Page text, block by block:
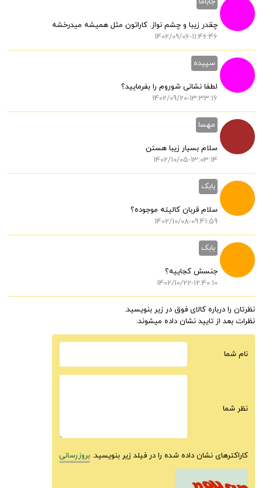
چقدر زیبا و چشم نواز. کاراتون مثل همیشه میدرخشه
1402/09/06-11:46:46
سپیده
لطفا نشانی شوروم را بفرمایید؟
1402/09/20-13:33:16
مهسا
سلام بسیار زیبا هستن
1402/10/05-13:03:14
بابک
سلام قربان کالیته موجوده؟
1402/10/08-09:41:59
بابک
جنسش کجاییه؟
1402/10/22-12:40:10
نظرتان را درباره کالای فوق در زیر بنویسید.
نظرات بعد از تایید نشان داده میشوند.
نام شما
نظر شما
کاراکترهای نشان داده شده را در فیلد زیر بنویسید. بروزرسانی